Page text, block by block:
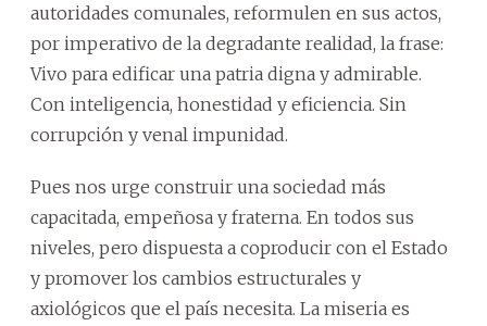
autoridades comunales, reformulen en sus actos,
por imperativo de la degradante realidad, la frase:
Vivo para edificar una patria digna y admirable.
Con inteligencia, honestidad y eficiencia. Sin
corrupción y venal impunidad.
Pues nos urge construir una sociedad más
capacitada, empeñosa y fraterna. En todos sus
niveles, pero dispuesta a coproducir con el Estado
y promover los cambios estructurales y
axiológicos que el país necesita. La miseria es